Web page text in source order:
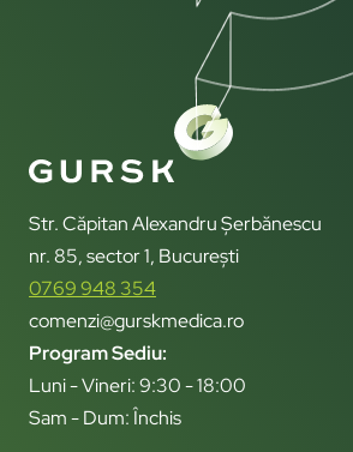
Str. Căpitan Alexandru Șerbănescu
nr. 85, sector 1, București
0769 948 354
comenzi@gurskmedica.ro
Program Sediu:
Luni - Vineri: 9:30 - 18:00
Sam - Dum: Închis